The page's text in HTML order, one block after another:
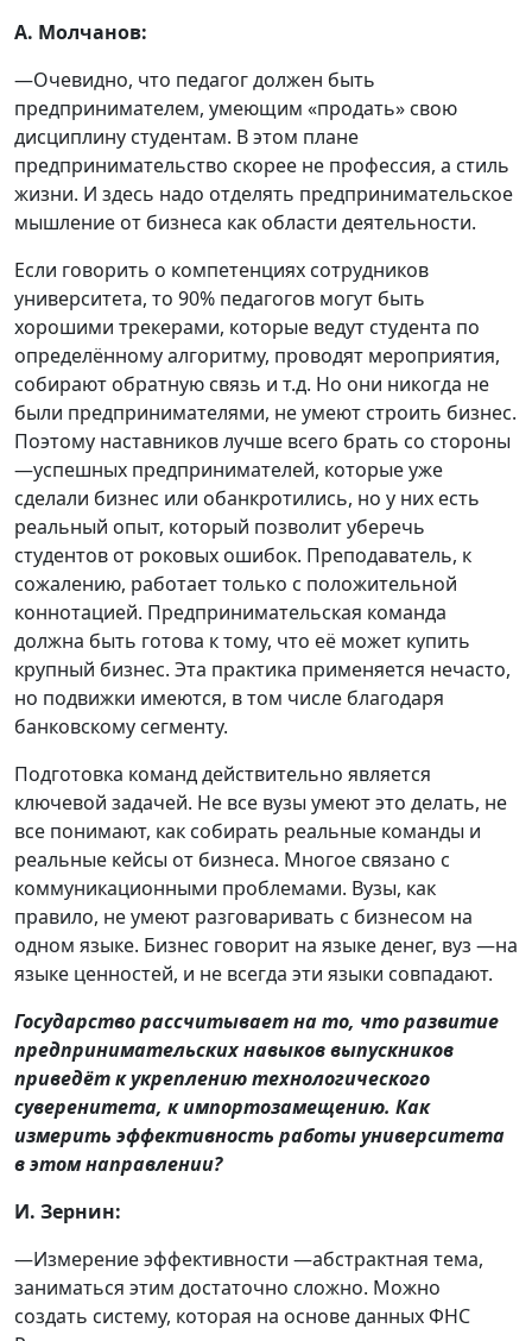
А. Молчанов:
—Очевидно, что педагог должен быть
предпринимателем, умеющим «продать» свою
дисциплину студентам. В этом плане
предпринимательство скорее не профессия, а стиль
жизни. И здесь надо отделять предпринимательское
мышление от бизнеса как области деятельности.
Если говорить о компетенциях сотрудников
университета, то 90% педагогов могут быть
хорошими трекерами, которые ведут студента по
определённому алгоритму, проводят мероприятия,
собирают обратную связь и т.д. Но они никогда не
были предпринимателями, не умеют строить бизнес.
Поэтому наставников лучше всего брать со стороны
—успешных предпринимателей, которые уже
сделали бизнес или обанкротились, но у них есть
реальный опыт, который позволит уберечь
студентов от роковых ошибок. Преподаватель, к
сожалению, работает только с положительной
коннотацией. Предпринимательская команда
должна быть готова к тому, что её может купить
крупный бизнес. Эта практика применяется нечасто,
но подвижки имеются, в том числе благодаря
банковскому сегменту.
Подготовка команд действительно является
ключевой задачей. Не все вузы умеют это делать, не
все понимают, как собирать реальные команды и
реальные кейсы от бизнеса. Многое связано с
коммуникационными проблемами. Вузы, как
правило, не умеют разговаривать с бизнесом на
одном языке. Бизнес говорит на языке денег, вуз —на
языке ценностей, и не всегда эти языки совпадают.
Государство рассчитывает на то, что развитие
предпринимательских навыков выпускников
приведёт к укреплению технологического
суверенитета, к импортозамещению. Как
измерить эффективность работы университета
в этом направлении?
И. Зернин:
—Измерение эффективности —абстрактная тема,
заниматься этим достаточно сложно. Можно
создать систему, которая на основе данных ФНС